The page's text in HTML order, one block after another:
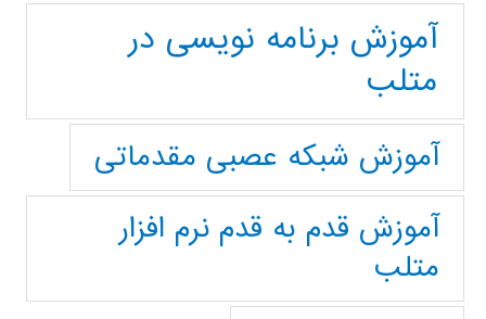
آموزش برنامه نویسی در
متلب
آموزش شبکه عصبی مقدماتی
آموزش قدم به قدم نرم افزار
متلب